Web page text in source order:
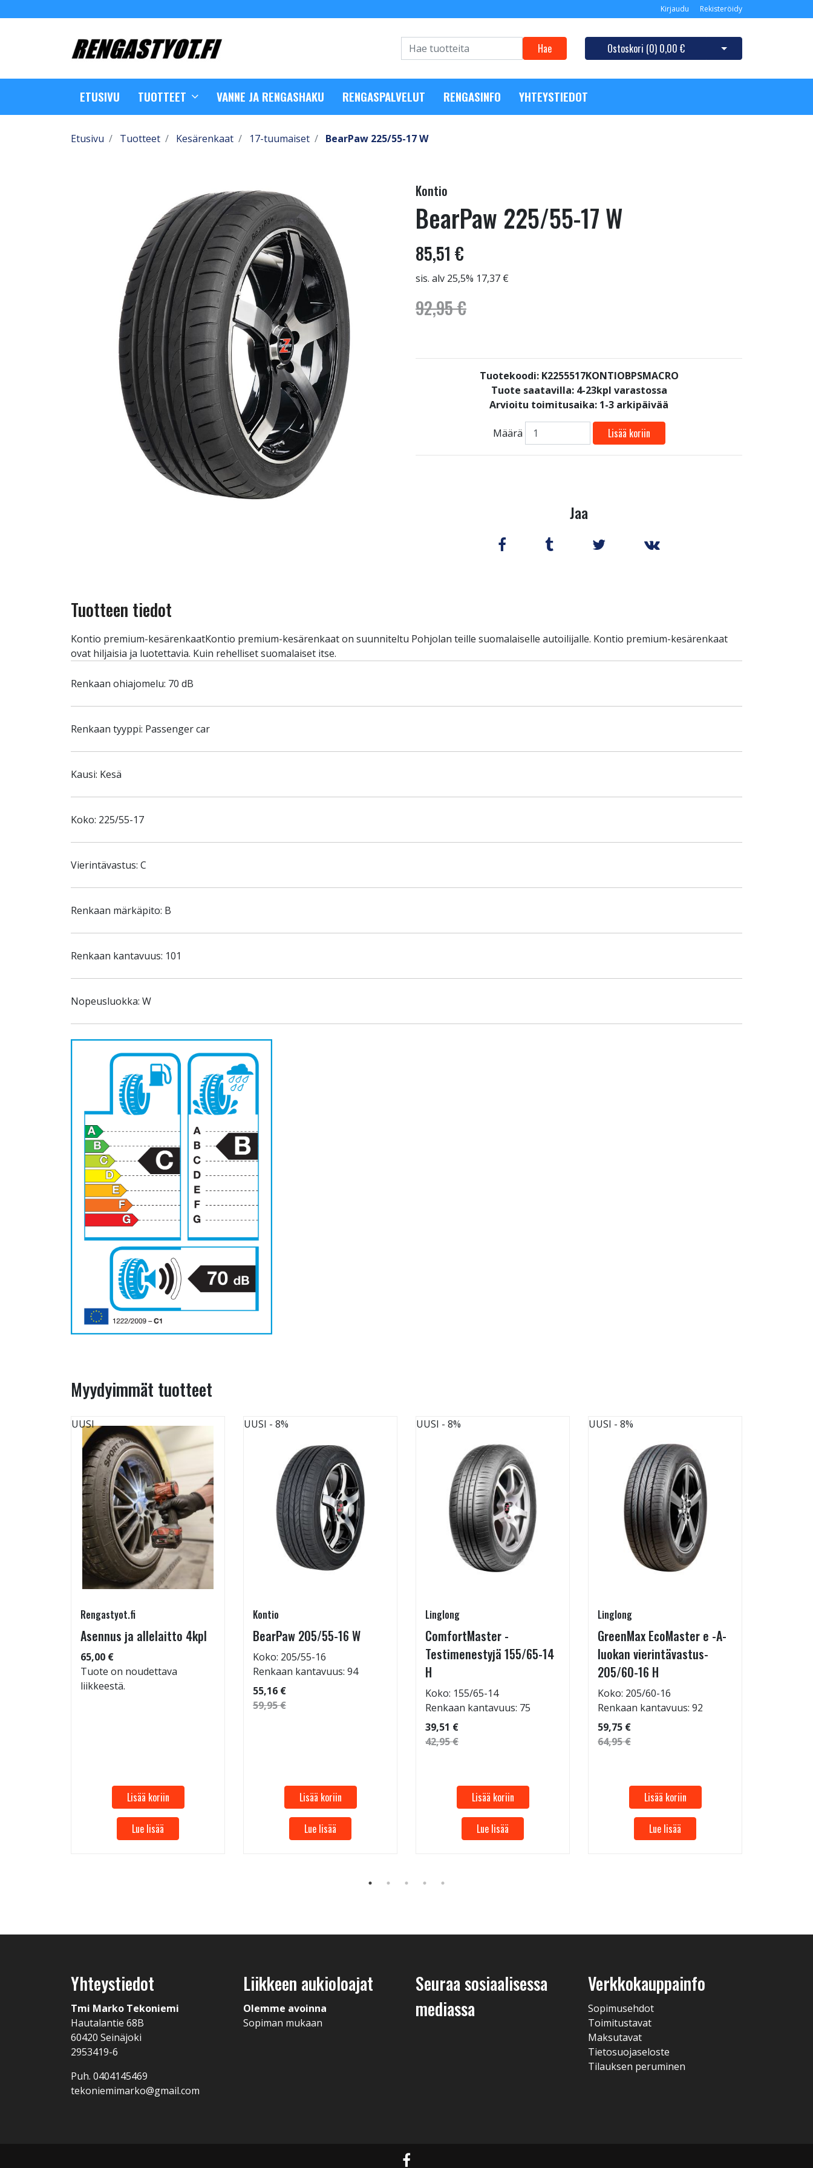
Kirjaudu Rekisteröidy
Hae Ostoskori (0) 0,00 € Avaa ostoskori
ETUSIVU TUOTTEET VANNE JA RENGASHAKU RENGASPALVELUT RENGASINFO YHTEYSTIEDOT
Etusivu Tuotteet Kesärenkaat 17-tuumaiset BearPaw 225/55-17 W
Kontio
BearPaw 225/55-17 W
85,51 €
sis. alv 25,5% 17,37 €
92,95 €
Tuotekoodi: K2255517KONTIOBPSMACRO
Tuote saatavilla: 4-23kpl varastossa
Arvioitu toimitusaika: 1-3 arkipäivää
Määrä Lisää koriin
Jaa
Tuotteen tiedot
Kontio premium-kesärenkaatKontio premium-kesärenkaat on suunniteltu Pohjolan teille suomalaiselle autoilijalle. Kontio premium-kesärenkaat
ovat hiljaisia ja luotettavia. Kuin rehelliset suomalaiset itse.
Renkaan ohiajomelu: 70 dB
Renkaan tyyppi: Passenger car
Kausi: Kesä
Koko: 225/55-17
Vierintävastus: C
Renkaan märkäpito: B
Renkaan kantavuus: 101
Nopeusluokka: W
Myydyimmät tuotteet
UUSI
Rengastyot.fi
Asennus ja allelaitto 4kpl
65,00 €
Tuote on noudettava
liikkeestä.
Lisää koriin
Lue lisää
UUSI - 8%
Kontio
BearPaw 205/55-16 W
Koko: 205/55-16
Renkaan kantavuus: 94
55,16 €
59,95 €
Lisää koriin
Lue lisää
UUSI - 8%
Linglong
ComfortMaster -
Testimenestyjä 155/65-14
H
Koko: 155/65-14
Renkaan kantavuus: 75
39,51 €
42,95 €
Lisää koriin
Lue lisää
UUSI - 8%
Linglong
GreenMax EcoMaster e -A-
luokan vierintävastus-
205/60-16 H
Koko: 205/60-16
Renkaan kantavuus: 92
59,75 €
64,95 €
Lisää koriin
Lue lisää
Yhteystiedot
Tmi Marko Tekoniemi
Hautalantie 68B
60420 Seinäjoki
2953419-6
Puh. 0404145469
tekoniemimarko@gmail.com
Liikkeen aukioloajat
Olemme avoinna
Sopiman mukaan
Seuraa sosiaalisessa
mediassa
Verkkokauppainfo
Sopimusehdot
Toimitustavat
Maksutavat
Tietosuojaseloste
Tilauksen peruminen